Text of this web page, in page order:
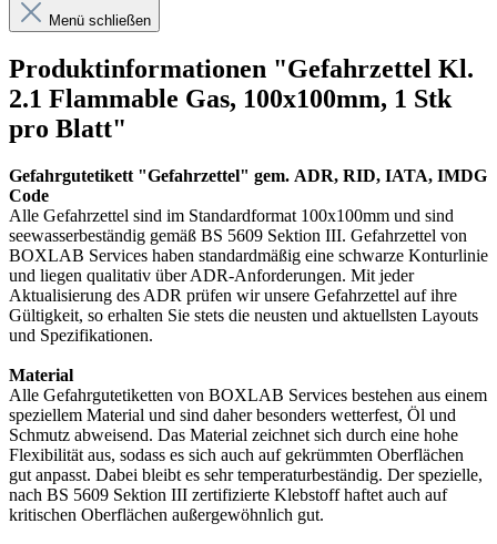
Menü schließen
Produktinformationen "Gefahrzettel Kl.
2.1 Flammable Gas, 100x100mm, 1 Stk
pro Blatt"
Gefahrgutetikett "Gefahrzettel" gem. ADR, RID, IATA, IMDG
Code
Alle Gefahrzettel sind im Standardformat 100x100mm und sind
seewasserbeständig gemäß BS 5609 Sektion III. Gefahrzettel von
BOXLAB Services haben standardmäßig eine schwarze Konturlinie
und liegen qualitativ über ADR-Anforderungen. Mit jeder
Aktualisierung des ADR prüfen wir unsere Gefahrzettel auf ihre
Gültigkeit, so erhalten Sie stets die neusten und aktuellsten Layouts
und Spezifikationen.
Material
Alle Gefahrgutetiketten von BOXLAB Services bestehen aus einem
speziellem Material und sind daher besonders wetterfest, Öl und
Schmutz abweisend. Das Material zeichnet sich durch eine hohe
Flexibilität aus, sodass es sich auch auf gekrümmten Oberflächen
gut anpasst. Dabei bleibt es sehr temperaturbeständig. Der spezielle,
nach BS 5609 Sektion III zertifizierte Klebstoff haftet auch auf
kritischen Oberflächen außergewöhnlich gut.